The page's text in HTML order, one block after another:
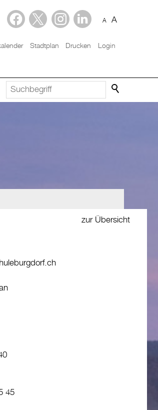
A A
Stadtplan Drucken Login
zur Übersicht
45